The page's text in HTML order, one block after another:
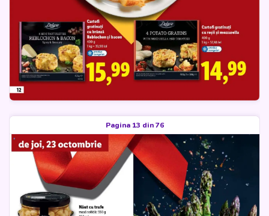
Pagina 13 din 76